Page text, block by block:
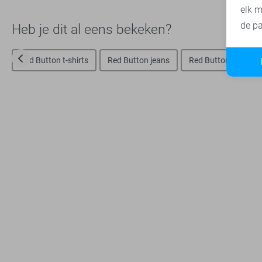
Heb je dit al eens bekeken?
Red Button t-shirts Red Button jeans Red Button broeken
elk
de